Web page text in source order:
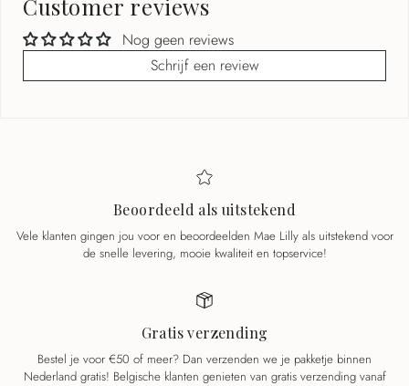
Customer reviews
Nog geen reviews
Schrijf een review
Beoordeeld als uitstekend
Vele klanten gingen jou voor en beoordeelden Mae Lilly als uitstekend voor
de snelle levering, mooie kwaliteit en topservice!
Gratis verzending
Bestel je voor €50 of meer? Dan verzenden we je pakketje binnen
Nederland gratis! Belgische klanten genieten van gratis verzending vanaf